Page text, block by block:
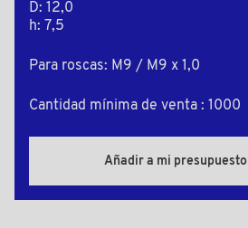
D: 12,0
h: 7,5
Para roscas: M9 / M9 x 1,0
Cantidad mínima de venta : 1000
Añadir a mi presupuesto